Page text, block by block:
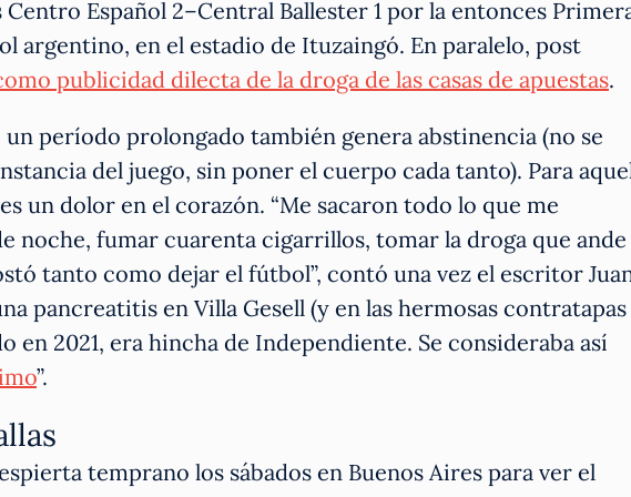
Español 2–Central Ballester 1 por la entonces
argentino, en el estadio de Ituzaingó. En paralelo, post
publicidad dilecta de la droga de las casas de apuestas.
período prolongado también genera abstinencia (no se
del juego, sin poner el cuerpo cada tanto). Para
un dolor en el corazón. “Me sacaron todo lo que me
noche, fumar cuarenta cigarrillos, tomar la droga que ande
tanto como dejar el fútbol”, contó una vez el escritor
pancreatitis en Villa Gesell (y en las hermosas contratapas
en 2021, era hincha de Independiente. Se consideraba así
”.
temprano los sábados en Buenos Aires para ver el